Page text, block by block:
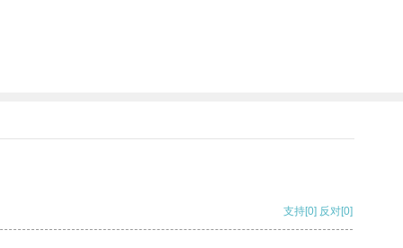
支持[0] 反对[0]